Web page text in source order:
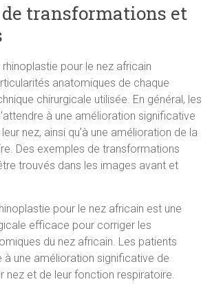
transformations et
pour le nez africain
anatomiques de chaque
chirurgicale utilisée. En général, les
à une amélioration significative
nez, ainsi qu’à une amélioration de la
Des exemples de transformations
trouvés dans les images avant et
pour le nez africain est une
efficace pour corriger les
du nez africain. Les patients
à une amélioration significative de
nez et de leur fonction respiratoire.